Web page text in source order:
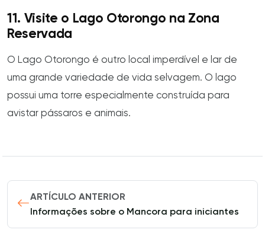
11. Visite o Lago Otorongo na Zona
Reservada
O Lago Otorongo é outro local imperdível e lar de
uma grande variedade de vida selvagem. O lago
possui uma torre especialmente construída para
avistar pássaros e animais.
ARTÍCULO ANTERIOR
Informações sobre o Mancora para iniciantes